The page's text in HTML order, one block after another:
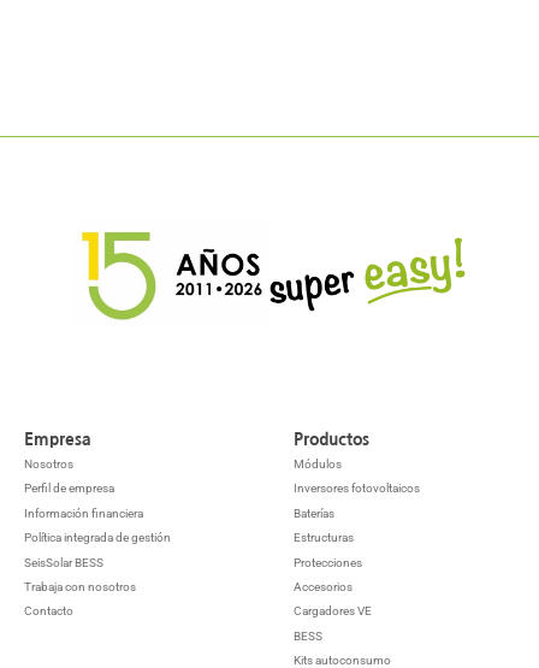
Empresa
Nosotros
Perfil de empresa
Información financiera
Política integrada de gestión
SeisSolar BESS
Trabaja con nosotros
Contacto
Productos
Módulos
Inversores fotovoltaicos
Baterías
Estructuras
Protecciones
Accesorios
Cargadores VE
BESS
Kits autoconsumo